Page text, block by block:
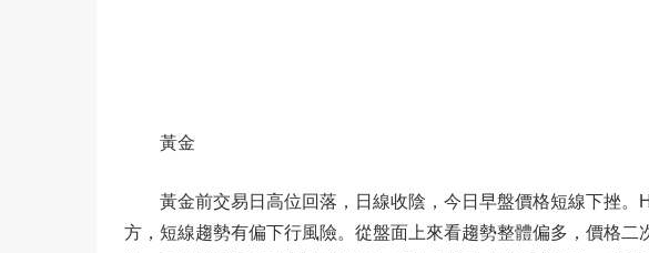
黃金
黃金前交易日高位回落，日線收陰，今日早盤價格短線下挫
方，短線趨勢有偏下行風險。從盤面上來看趨勢整體偏多，價格